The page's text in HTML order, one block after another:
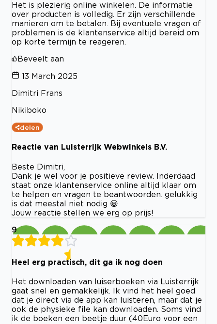
Het is plezierig online winkelen. De informatie
over producten is volledig. Er zijn verschillende
manieren om te betalen. Bij eventuele vragen of
problemen is de klantenservice altijd bereid om
op korte termijn te reageren.
Beveelt aan
13 March 2025
Dimitri Frans
Nikiboko
delen
Reactie van Luisterrijk Webwinkels B.V.
Beste Dimitri,
Dank je wel voor je positieve review. Inderdaad
staat onze klantenservice online altijd klaar om
te helpen en vragen te beantwoorden. gelukkig
is dat meestal niet nodig 😀
Jouw reactie stellen we erg op prijs!
9
Heel erg practisch, dit ga ik nog doen
Het downloaden van luiserboeken via Luisterrijk
gaat snel en gemakkelijk. Ik vind het heel goed
dat je direct via de app kan luisteren, maar dat je
ook de physieke file kan downloaden. Soms vind
ik de boeken een beetje duur (40Euro voor een